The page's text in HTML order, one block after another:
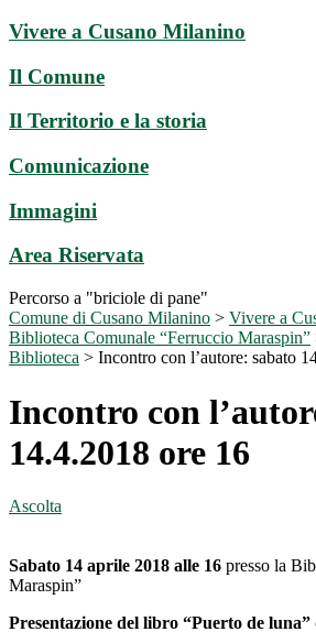
Vivere a Cusano Milanino
Il Comune
Il Territorio e la storia
Comunicazione
Immagini
Area Riservata
Percorso a "briciole di pane"
Comune di Cusano Milanino > Vivere a
Biblioteca Comunale “Ferruccio Maraspin”
Biblioteca > Incontro con l’autore: sabato
Incontro con
14.4.2018 ore 16
Ascolta
Sabato 14 aprile 2018 alle 16 presso la
Maraspin”
Presentazione del libro “Puerto de